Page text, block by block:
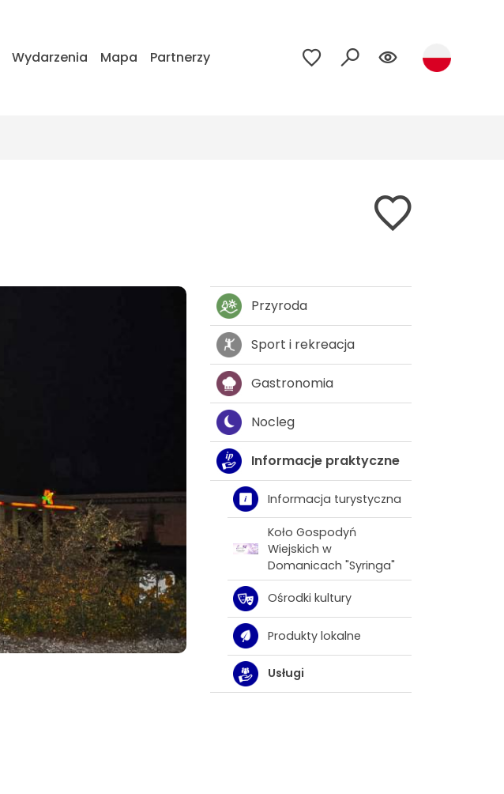
Wydarzenia Mapa Partnerzy
Przyroda
Sport i rekreacja
Gastronomia
Nocleg
Informacje praktyczne
Informacja turystyczna
Koło Gospodyń
Wiejskich w
Domanicach "Syringa"
Ośrodki kultury
Produkty lokalne
Usługi